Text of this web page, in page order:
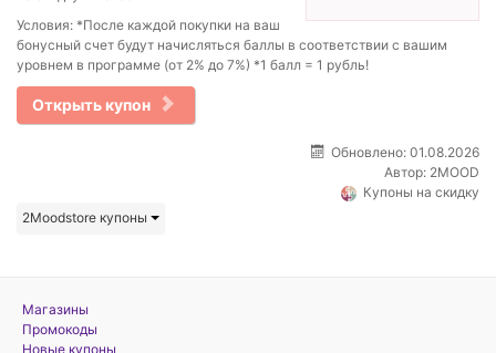
Условия: *После каждой покупки на ваш
бонусный счет будут начисляться баллы в соответствии с вашим
уровнем в программе (от 2% до 7%) *1 балл = 1 рубль!
Открыть купон
Обновлено: 01.08.2026
Автор: 2MOOD
Купоны на скидку
2Moodstore купоны
Магазины
Промокоды
Новые купоны